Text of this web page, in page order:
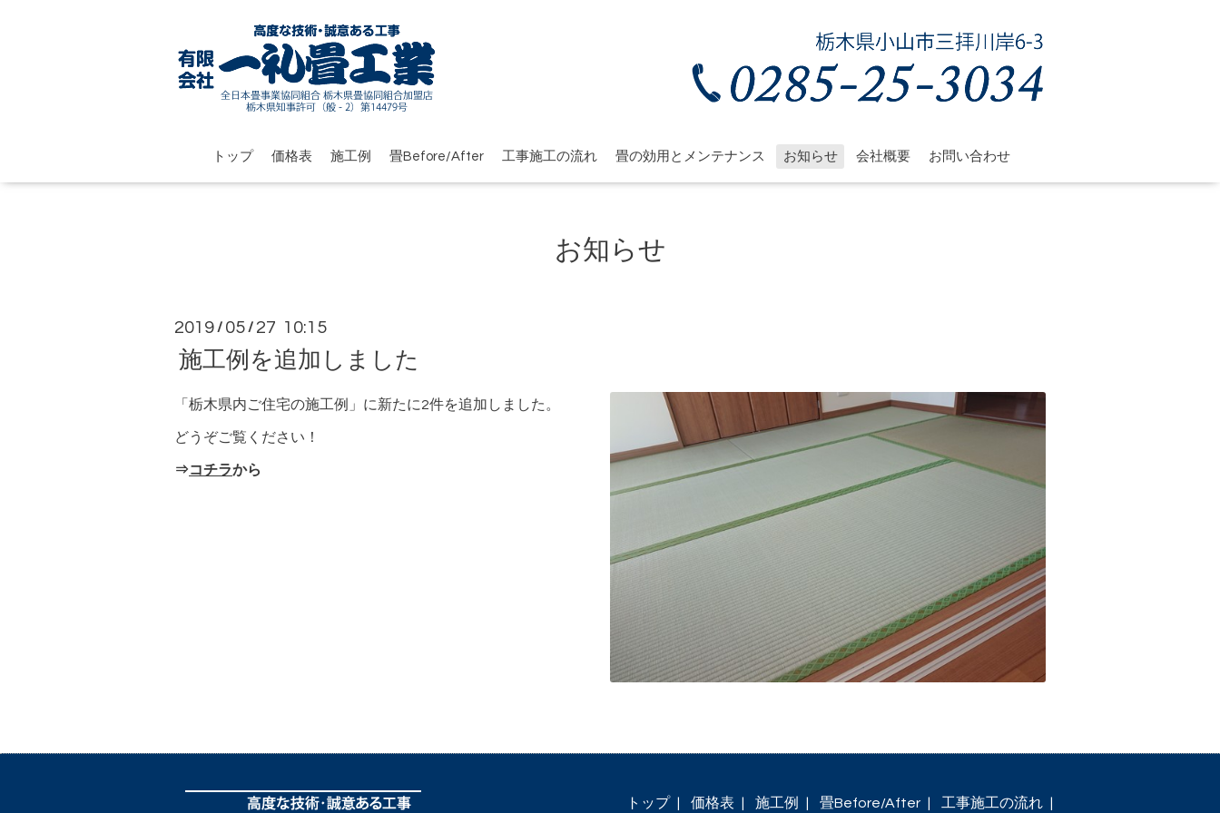
トップ 価格表 施工例 畳Before/After 工事施工の流れ 畳の効用とメンテナンス お知らせ 会社概要 お問い合わせ
お知らせ
2019 / 05 / 27 10:15
施工例を追加しました
「栃木県内ご住宅の施工例」に新たに2件を追加しました。
どうぞご覧ください！
⇒コチラから
トップ 価格表 施工例 畳Before/After 工事施工の流れ